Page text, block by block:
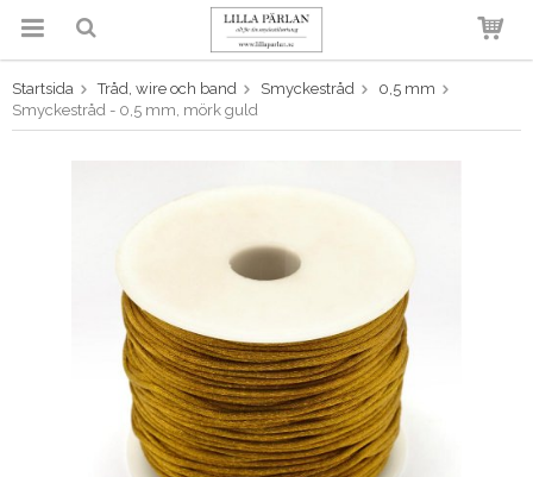
Produkten har blivit tillagd i
varukorgen
Startsida Tråd, wire och band Smyckestråd
0,5 mm
Smyckestråd - 0,5 mm, mörk guld